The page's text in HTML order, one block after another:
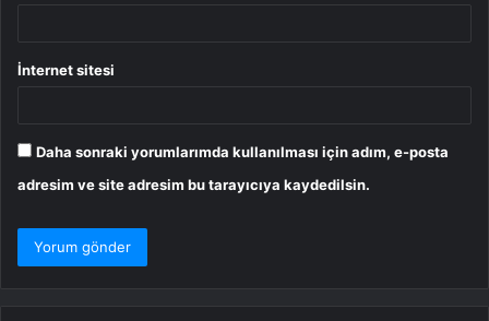
İnternet sitesi
Daha sonraki yorumlarımda kullanılması için adım, e-posta
adresim ve site adresim bu tarayıcıya kaydedilsin.